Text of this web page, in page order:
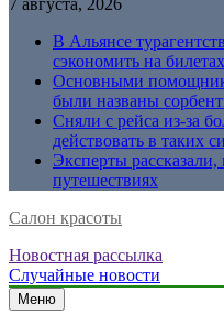
7 августа, 2026
В Альянсе
сэкономить на
Основными
были названы
Сняли с рейса из-за
действовать в таких
Эксперты
путешествиях
Салон красоты
Новостная рассылка
Случайные новости
Меню